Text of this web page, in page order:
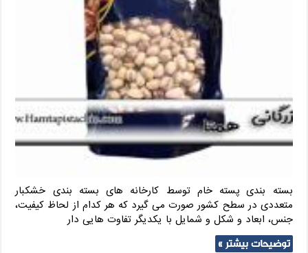
بسته بندی پسته خام توسط کارخانه های بسته بندی خشکبار
متعددی در سطح کشور صورت می گیرد که هر کدام از لحاظ کیفیت،
جنس، ابعاد و شکل و شمایل با یکدیگر تفاوت هایی دار
توضیحات بیشتر »